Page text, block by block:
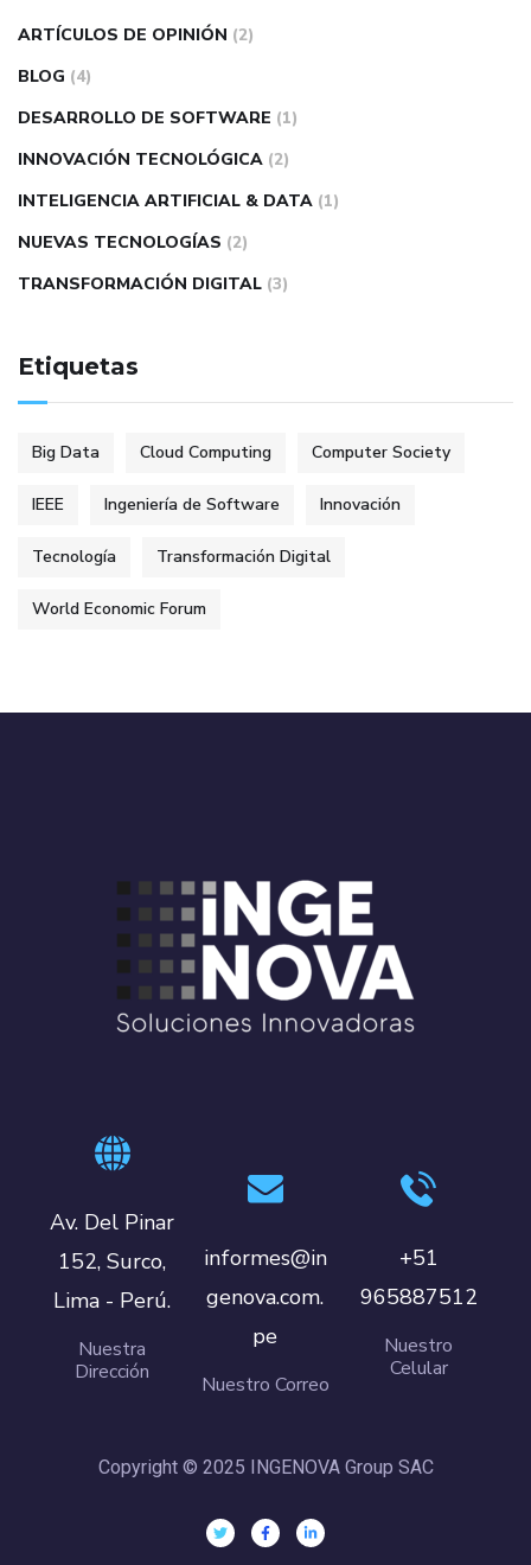
ARTÍCULOS DE OPINIÓN (2)
BLOG (4)
DESARROLLO DE SOFTWARE (1)
INNOVACIÓN TECNOLÓGICA (2)
INTELIGENCIA ARTIFICIAL & DATA (1)
NUEVAS TECNOLOGÍAS (2)
TRANSFORMACIÓN DIGITAL (3)
Etiquetas
Big Data Cloud Computing Computer Society
IEEE Ingeniería de Software Innovación
Tecnología Transformación Digital
World Economic Forum
Av. Del Pinar
152, Surco,
Lima - Perú.
Nuestra
Dirección
informes@in
genova.com.
pe
Nuestro Correo
+51
965887512
Nuestro
Celular
Copyright © 2025 INGENOVA Group SAC